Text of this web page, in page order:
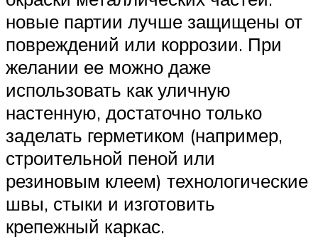
новые партии лучше защищены от
повреждений или коррозии. При
желании ее можно даже
использовать как уличную
настенную, достаточно только
заделать герметиком (например,
строительной пеной или
резиновым клеем) технологические
швы, стыки и изготовить
крепежный каркас.